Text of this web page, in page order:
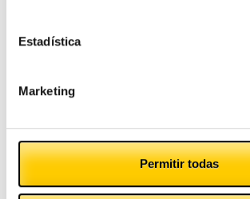
Estadística
Marketing
Permitir todas
Pequeño comercio
Tecnología
Tranquilidad